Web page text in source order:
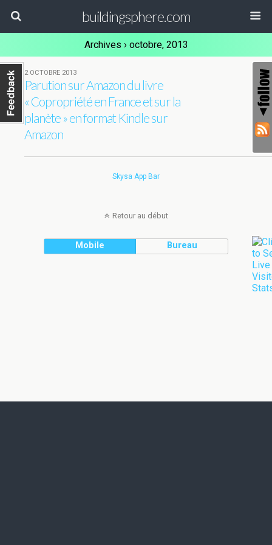
buildingsphere.com
Archives › octobre, 2013
2 OCTOBRE 2013
Parution sur Amazon du livre
« Copropriété en France et sur la
planète » en format Kindle sur
Amazon
Skysa App Bar
Retour au début
Mobile Bureau